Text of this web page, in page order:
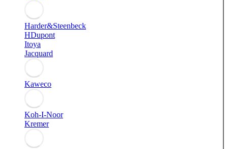
Harder&Steenbeck
HDupont
Itoya
Jacquard
Kaweco
Koh-I-Noor
Kremer